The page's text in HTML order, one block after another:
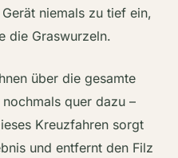
niemals zu tief ein,
die Graswurzeln.
über die gesamte
quer dazu –
Kreuzfahren sorgt
und entfernt den Filz